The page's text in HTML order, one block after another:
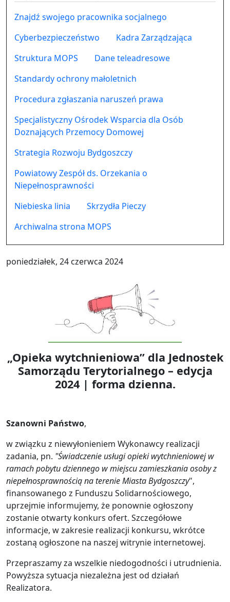
poniedziałek, 24 czerwca 2024
„Opieka wytchnieniowa” dla Jednostek
Samorządu Terytorialnego – edycja
2024 | forma dzienna.
Szanowni Państwo,
w związku z niewyłonieniem Wykonawcy realizacji
zadania, pn. "Świadczenie usługi opieki wytchnieniowej w
ramach pobytu dziennego w miejscu zamieszkania osoby z
niepełnosprawnością na terenie Miasta Bydgoszczy",
finansowanego z Funduszu Solidarnościowego,
uprzejmie informujemy, że ponownie ogłoszony
zostanie otwarty konkurs ofert. Szczegółowe
informacje, w zakresie realizacji konkursu, wkrótce
zostaną ogłoszone na naszej witrynie internetowej.
Przepraszamy za wszelkie niedogodności i utrudnienia.
Powyższa sytuacja niezależna jest od działań
Realizatora.
Znajdź swojego pracownika socjalnego
Cyberbezpieczeństwo
Kadra Zarządzająca
Struktura MOPS
Dane teleadresowe
Standardy ochrony małoletnich
Procedura zgłaszania naruszeń prawa
Specjalistyczny Ośrodek Wsparcia dla Osób
Doznających Przemocy Domowej
Strategia Rozwoju Bydgoszczy
Powiatowy Zespół ds. Orzekania o
Niepełnosprawności
Niebieska linia
Skrzydła Pieczy
Archiwalna strona MOPS